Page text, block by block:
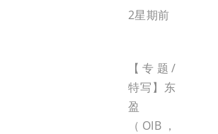
2星期前
【专题/
特写】东
盈
（OIB，